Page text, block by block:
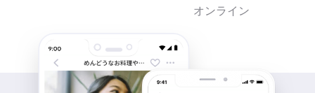
オンライン